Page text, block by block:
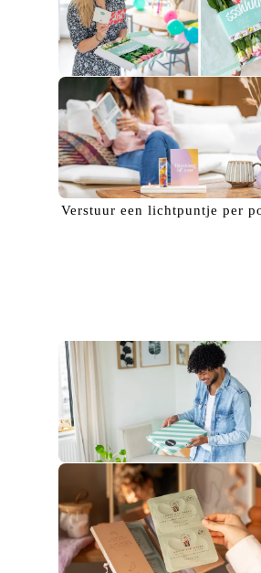
De perfecte
Verstuur eenlichtpuntje per
Bezorg eenglimlach!